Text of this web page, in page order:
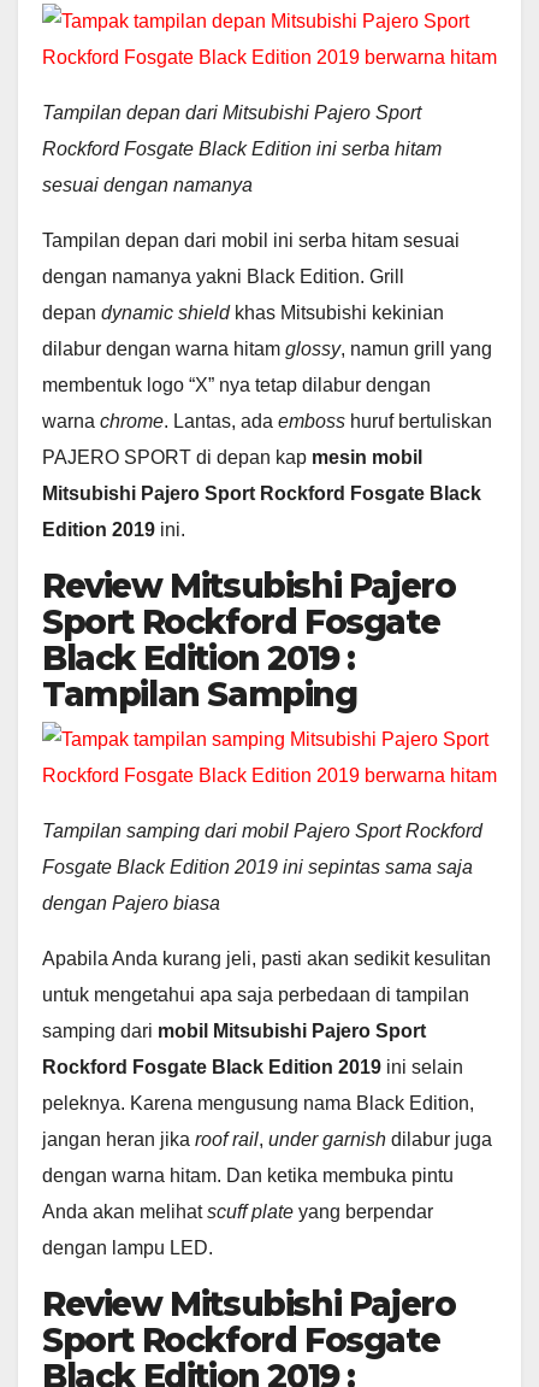
Tampilan depan dari Mitsubishi Pajero Sport
Rockford Fosgate Black Edition ini serba hitam
sesuai dengan namanya
Tampilan depan dari mobil ini serba hitam sesuai
dengan namanya yakni Black Edition. Grill
depan dynamic shieldkhas Mitsubishi kekinian
dilabur dengan warna hitam glossy, namun grill yang
membentuk logo “X” nya tetap dilabur dengan
warna chrome. Lantas, ada emboss huruf bertuliskan
PAJERO SPORT di depan kap mesin mobil
Mitsubishi Pajero Sport Rockford Fosgate Black
Edition 2019 ini.
Review Mitsubishi Pajero
Sport Rockford Fosgate
Black Edition 2019 :
Tampilan Samping
Tampilan samping dari mobil Pajero Sport Rockford
Fosgate Black Edition 2019 ini sepintas sama saja
dengan Pajero biasa
Apabila Anda kurang jeli, pasti akan sedikit kesulitan
untuk mengetahui apa saja perbedaan di tampilan
samping dari mobil Mitsubishi Pajero Sport
Rockford Fosgate Black Edition 2019 ini selain
peleknya. Karena mengusung nama Black Edition,
jangan heran jika roof rail, under garnish dilabur juga
dengan warna hitam. Dan ketika membuka pintu
Anda akan melihatscuff plate yang berpendar
dengan lampu LED.
Review Mitsubishi Pajero
Sport Rockford Fosgate
Black Edition 2019 :